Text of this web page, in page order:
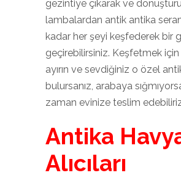
gezintiye çıkarak ve
lambalardan antik antika
kadar her şeyi keşfederek bir
geçirebilirsiniz. Keşfetmek
ayırın ve sevdiğiniz o özel
bulursanız, arabaya
zaman evinize teslim
Antika
Alıcıları